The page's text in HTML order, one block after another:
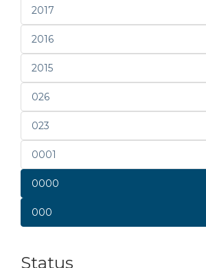
2017
2016
2015
026
023
0001
0000
000
Status